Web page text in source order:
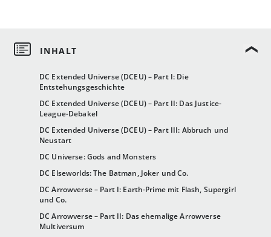
DC Extended Universe (DCEU) – Part I: Die
Entstehungsgeschichte
DC Extended Universe (DCEU) – Part II: Das Justice-
League-Debakel
DC Extended Universe (DCEU) – Part III: Abbruch und
Neustart
DC Universe: Gods and Monsters
DC Elseworlds: The Batman, Joker und Co.
DC Arrowverse – Part I: Earth-Prime mit Flash, Supergirl
und Co.
DC Arrowverse – Part II: Das ehemalige Arrowverse
Multiversum